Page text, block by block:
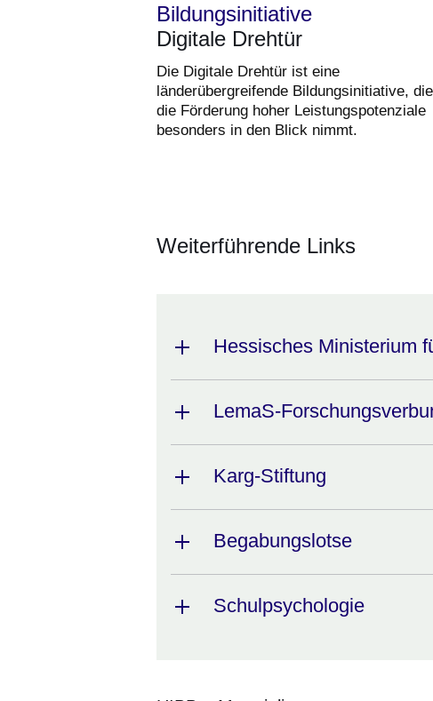
Bildungsinitiative
Digitale Drehtür
Die Digitale Drehtür ist eine
länderübergreifende Bildungsinitiative, die
die Förderung hoher Leistungspotenziale
besonders in den Blick nimmt.
Weiterführende Links
Hessisches Ministerium
LemaS-
Karg-Stiftung
Begabungslotse
Schulpsychologie